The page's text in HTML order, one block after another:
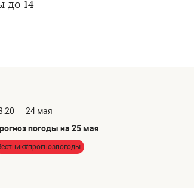
до 14
24 мая
погоды на 25 мая